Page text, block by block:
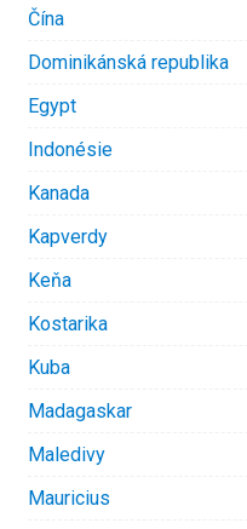
Čína
Dominikánská republika
Egypt
Indonésie
Kanada
Kapverdy
Keňa
Kostarika
Kuba
Madagaskar
Maledivy
Mauricius